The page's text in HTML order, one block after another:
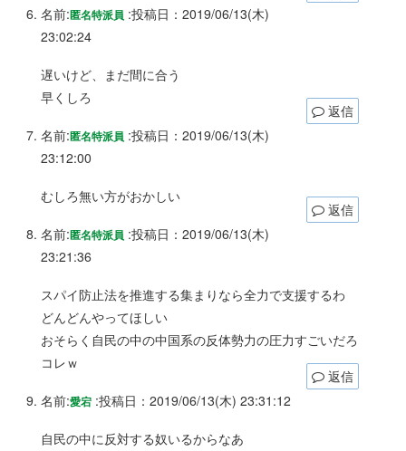
名前:匿名特派員 :投稿日：2019/06/13(木)
23:02:24
遅いけど、まだ間に合う
早くしろ
返信
名前:匿名特派員 :投稿日：2019/06/13(木)
23:12:00
むしろ無い方がおかしい
返信
名前:匿名特派員 :投稿日：2019/06/13(木)
23:21:36
スパイ防止法を推進する集まりなら全力で支援するわ
どんどんやってほしい
おそらく自民の中の中国系の反体勢力の圧力すごいだろ
コレｗ
返信
名前:愛宕:投稿日：2019/06/13(木) 23:31:12
自民の中に反対する奴いるからなあ